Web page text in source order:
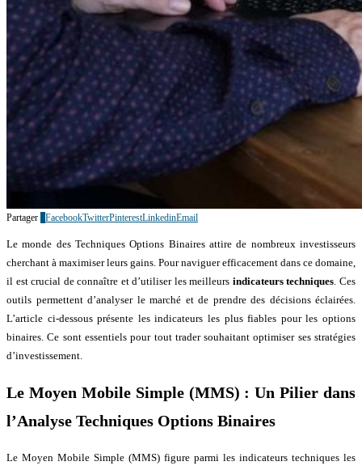
Partager FacebookTwitterPinterestLinkedinEmail
Le monde des Techniques Options Binaires attire de nombreux investisseurs
cherchant à maximiser leurs gains. Pour naviguer efficacement dans ce domaine,
il est crucial de connaître et d’utiliser les meilleurs indicateurs techniques. Ces
outils permettent d’analyser le marché et de prendre des décisions éclairées.
L’article ci-dessous présente les indicateurs les plus fiables pour les options
binaires. Ce sont essentiels pour tout trader souhaitant optimiser ses stratégies
d’investissement.
Le Moyen Mobile Simple (MMS) : Un Pilier dans
l’Analyse Techniques Options Binaires
Le Moyen Mobile Simple (MMS) figure parmi les indicateurs techniques les